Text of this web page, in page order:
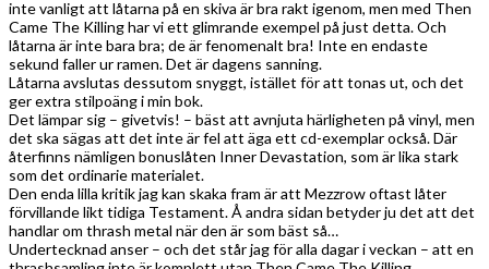
inte vanligt att låtarna på en skiva är bra rakt igenom, men med Then
Came The Killing har vi ett glimrande exempel på just detta. Och
låtarna är inte bara bra; de är fenomenalt bra! Inte en endaste
sekund faller ur ramen. Det är dagens sanning.
Låtarna avslutas dessutom snyggt, istället för att tonas ut, och det
ger extra stilpoäng i min bok.
Det lämpar sig – givetvis! – bäst att avnjuta härligheten på vinyl, men
det ska sägas att det inte är fel att äga ett cd-exemplar också. Där
återfinns nämligen bonuslåten Inner Devastation, som är lika stark
som det ordinarie materialet.
Den enda lilla kritik jag kan skaka fram är att Mezzrow oftast låter
förvillande likt tidiga Testament. Å andra sidan betyder ju det att det
handlar om thrash metal när den är som bäst så…
Undertecknad anser – och det står jag för alla dagar i veckan – att en